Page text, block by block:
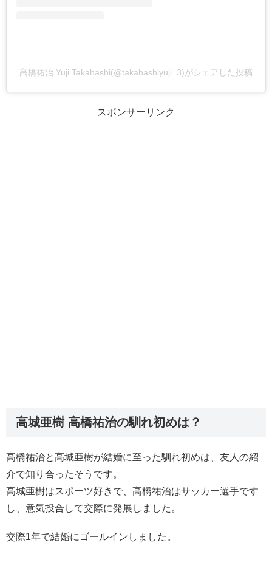
高橋祐治 Yuji Takahashi(@takahashiyuji_3)がシェアした投稿
スポンサーリンク
高城亜樹 高橋祐治の馴れ初めは？
高橋祐治と高城亜樹が結婚に至った馴れ初めは、友人の紹
介で知り合ったそうです。
高城亜樹はスポーツ好きで、高橋祐治はサッカー選手です
し、意気投合して交際に発展しました。
交際1年で結婚にゴールインしました。